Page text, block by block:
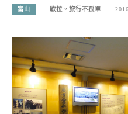
富山 歐拉。旅行不孤單